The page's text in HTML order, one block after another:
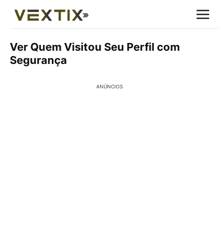
Ver Quem Visitou Seu Perfil com
Segurança
ANÚNCIOS